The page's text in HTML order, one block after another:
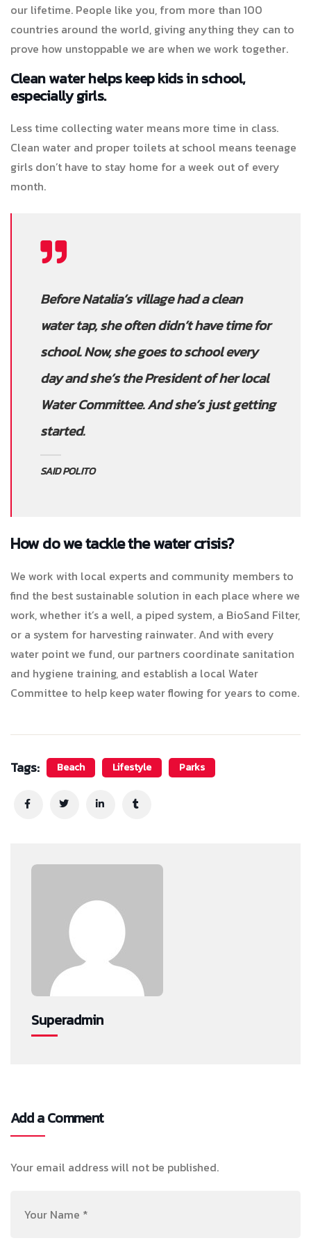
our lifetime. People like you, from more than 100
countries around the world, giving anything they can to
prove how unstoppable we are when we work together.
Clean water helps keep kids in school,
especially girls.
Less time collecting water means more time in class.
Clean water and proper toilets at school means teenage
girls don’t have to stay home for a week out of every
month.
Before Natalia’s village had a clean
water tap, she often didn’t have time for
school. Now, she goes to school every
day and she’s the President of her local
Water Committee. And she’s just getting
started.
SAID POLITO
How do we tackle the water crisis?
We work with local experts and community members to
find the best sustainable solution in each place where we
work, whether it’s a well, a piped system, a BioSand Filter,
or a system for harvesting rainwater. And with every
water point we fund, our partners coordinate sanitation
and hygiene training, and establish a local Water
Committee to help keep water flowing for years to come.
Tags: Beach Lifestyle Parks
Superadmin
Add a Comment
Your email address will not be published.